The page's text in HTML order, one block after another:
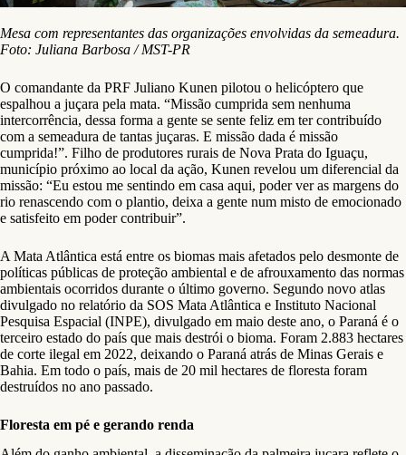
Mesa com representantes das organizações envolvidas da semeadura.
Foto: Juliana Barbosa / MST-PR
O comandante da PRF Juliano Kunen pilotou o helicóptero que
espalhou a juçara pela mata. “Missão cumprida sem nenhuma
intercorrência, dessa forma a gente se sente feliz em ter contribuído
com a semeadura de tantas juçaras. E missão dada é missão
cumprida!”. Filho de produtores rurais de Nova Prata do Iguaçu,
município próximo ao local da ação, Kunen revelou um diferencial da
missão: “Eu estou me sentindo em casa aqui, poder ver as margens do
rio renascendo com o plantio, deixa a gente num misto de emocionado
e satisfeito em poder contribuir”.
A Mata Atlântica está entre os biomas mais afetados pelo desmonte de
políticas públicas de proteção ambiental e de afrouxamento das normas
ambientais ocorridos durante o último governo. Segundo novo atlas
divulgado no relatório da SOS Mata Atlântica e Instituto Nacional
Pesquisa Espacial (INPE), divulgado em maio deste ano, o Paraná é o
terceiro estado do país que mais destrói o bioma. Foram 2.883 hectares
de corte ilegal em 2022, deixando o Paraná atrás de Minas Gerais e
Bahia. Em todo o país, mais de 20 mil hectares de floresta foram
destruídos no ano passado.
Floresta em pé e gerando renda